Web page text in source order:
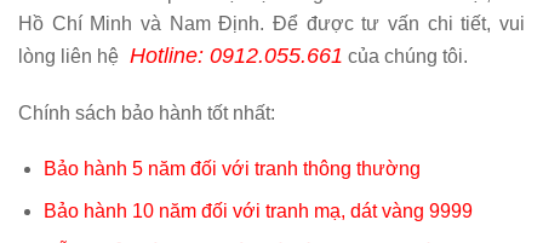
Hồ Chí Minh và Nam Định. Để được tư vấn chi tiết, vui
lòng liên hệ Hotline: 0912.055.661 của chúng tôi.
Chính sách bảo hành tốt nhất:
Bảo hành 5 năm đối với tranh thông thường
Bảo hành 10 năm đối với tranh mạ, dát vàng 9999